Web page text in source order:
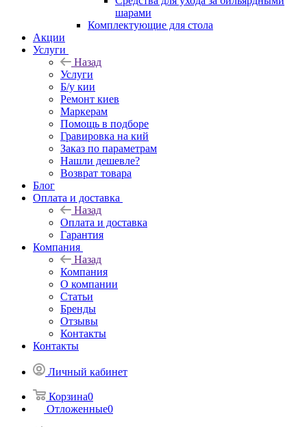
шарами
Комплектующие для стола
Акции
Услуги
Назад
Услуги
Б/у кии
Ремонт киев
Маркерам
Помощь в подборе
Гравировка на кий
Заказ по параметрам
Нашли дешевле?
Возврат товара
Блог
Оплата и доставка
Назад
Оплата и доставка
Гарантия
Компания
Назад
Компания
О компании
Статьи
Бренды
Отзывы
Контакты
Контакты
Личный кабинет
Корзина0
Отложенные0